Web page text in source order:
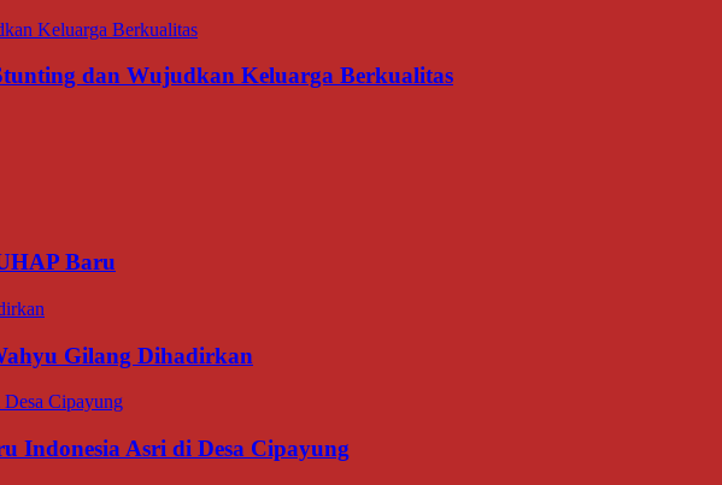
dan Wujudkan Keluarga Berkualitas
Baru
Gilang Dihadirkan
Indonesia Asri di Desa Cipayung